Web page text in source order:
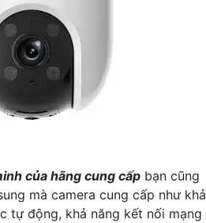
của hãng cung cấp bạn cũng
mà camera cung cấp như khả
tự động, khả năng kết nối mạng